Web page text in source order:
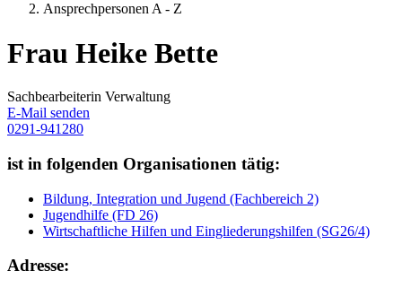
Ansprechpersonen A - Z
Frau Heike Bette
Sachbearbeiterin Verwaltung
E-Mail senden
0291-941280
ist in folgenden Organisationen tätig:
Bildung, Integration und Jugend (Fachbereich 2)
Jugendhilfe (FD 26)
Wirtschaftliche Hilfen und Eingliederungshilfen (SG26/4)
Adresse: